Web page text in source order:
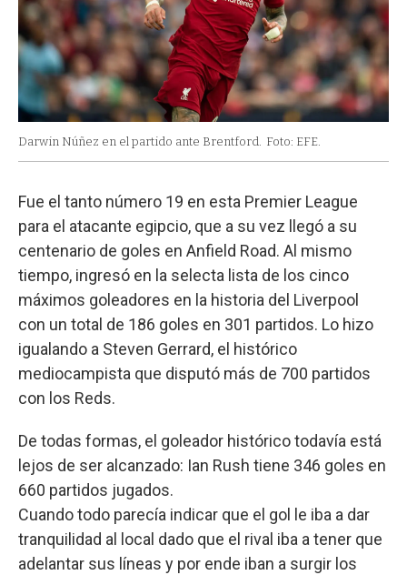
Darwin Núñez en el partido ante Brentford. Foto: EFE.
Fue el tanto número 19 en esta Premier League
para el atacante egipcio, que a su vez llegó a su
centenario de goles en Anfield Road. Al mismo
tiempo, ingresó en la selecta lista de los cinco
máximos goleadores en la historia del Liverpool
con un total de 186 goles en 301 partidos. Lo hizo
igualando a Steven Gerrard, el histórico
mediocampista que disputó más de 700 partidos
con los Reds.
De todas formas, el goleador histórico todavía está
lejos de ser alcanzado: Ian Rush tiene 346 goles en
660 partidos jugados.
Cuando todo parecía indicar que el gol le iba a dar
tranquilidad al local dado que el rival iba a tener que
adelantar sus líneas y por ende iban a surgir los